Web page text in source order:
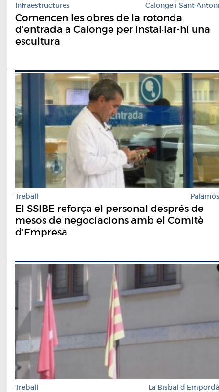
Infraestructures Calonge i Sant Antoni
Comencen les obres de la rotonda
d'entrada a Calonge per instal·lar-hi una
escultura
Treball Palamós
El SSIBE reforça el personal després de
mesos de negociacions amb el Comitè
d'Empresa
Treball La Bisbal d'Empordà